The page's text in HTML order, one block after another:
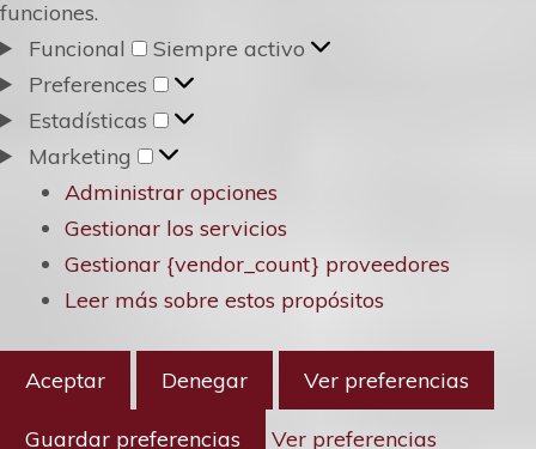
funciones.
Funcional
Funcional
Siempre activo
Preferences
Preferences
Estadísticas
Estadísticas
Marketing
Marketing
Administrar opciones
Gestionar los servicios
Gestionar {vendor_count} proveedores
Leer más sobre estos propósitos
Aceptar Denegar Ver preferencias
Guardar preferencias Ver preferencias